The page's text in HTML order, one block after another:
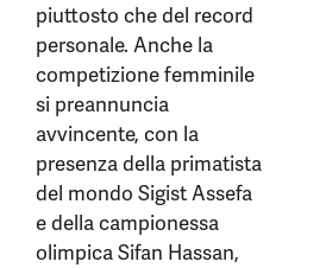
piuttosto che del record
personale. Anche la
competizione femminile
si preannuncia
avvincente, con la
presenza della primatista
del mondo Sigist Assefa
e della campionessa
olimpica Sifan Hassan,